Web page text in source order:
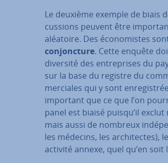
Le deuxième exemple de
cus­sions peuvent être
aléatoire. Des éco­no­mistes
con­jonc­ture. Cette enquête
diversité des en­tre­prises du
sur la base du registre du
mer­ciales qui y sont
important que ce que l’on
panel est biaisé puisqu’il
mais aussi de nombreux
les médecins, les ar­chi­tectes),
activité annexe, quel qu’en soit